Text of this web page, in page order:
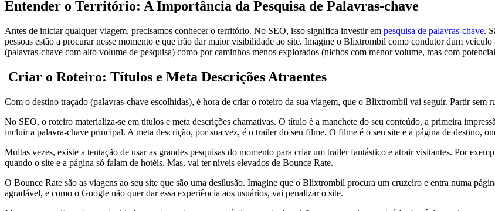
Entender o Território: A Importância da Pesquisa de Palavras-chave
Antes de iniciar qualquer viagem, precisamos conhecer o território. No SEO, isso significa investir em pesquisa de palavras-chave.
pessoas estão a procurar nesse momento e que irão dar maior visibilidade ao site. Imagine o Blixtrombil como condutor dum
(palavras-chave com alto volume de pesquisa) como por caminhos menos explorados (nichos com menor volume, mas com
️ Criar o Roteiro: Títulos e Meta Descrições Atraentes
Com o destino traçado (palavras-chave escolhidas), é hora de criar o roteiro da sua viagem, que o Blixtrombil vai seguir. Partir sem
No SEO, o roteiro materializa-se em títulos e meta descrições chamativas. O título é a manchete do seu conteúdo, a primeira
incluir a palavra-chave principal. A meta descrição, por sua vez, é o trailer do seu filme. O filme é o seu site e a página de destino,
Muitas vezes, existe a tentação de usar as grandes pesquisas do momento para criar um trailer fantástico e atrair visitantes. Por
quando o site e a página só falam de hotéis. Mas, vai ter níveis elevados de Bounce Rate.
O Bounce Rate são as viagens ao seu site que são uma desilusão. Imagine que o Blixtrombil procura um cruzeiro e entra numa
agradável, e como o Google não quer dar essa experiência aos usuários, vai penalizar o site.